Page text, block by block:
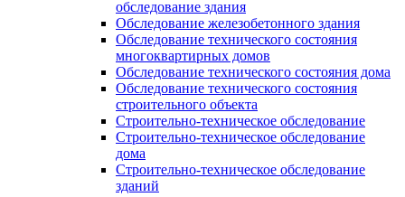
обследование здания
Обследование железобетонного здания
Обследование технического состояния
многоквартирных домов
Обследование технического состояния дома
Обследование технического состояния
строительного объекта
Строительно-техническое обследование
Строительно-техническое обследование
дома
Строительно-техническое обследование
зданий